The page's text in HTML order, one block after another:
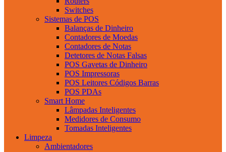
Switches
Sistemas de POS
Balanças de Dinheiro
Contadores de Moedas
Contadores de Notas
Detetores de Notas Falsas
POS Gavetas de Dinheiro
POS Impressoras
POS Leitores Códigos Barras
POS PDAs
Smart Home
Lâmpadas Inteligentes
Medidores de Consumo
Tomadas Inteligentes
Limpeza
Ambientadores